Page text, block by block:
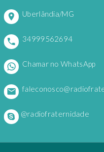
Uberlândia/MG
34999562694
Chamar no WhatsApp
@radiofraternidade